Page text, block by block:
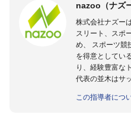
nazoo（ナズ
株式会社ナズー
スリート、スポ
め、 スポーツ競
を得意としてい
り、経験豊富な
代表の並木はサ
のほかU-23日本
この指導者につ